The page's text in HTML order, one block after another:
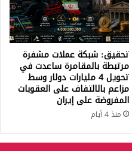
تحقيق: شبكة عملات مشفرة
مرتبطة بالمقامرة ساعدت في
تحويل 4 مليارات دولار وسط
مزاعم بالالتفاف على العقوبات
المفروضة على إيران
منذ 4 أيام